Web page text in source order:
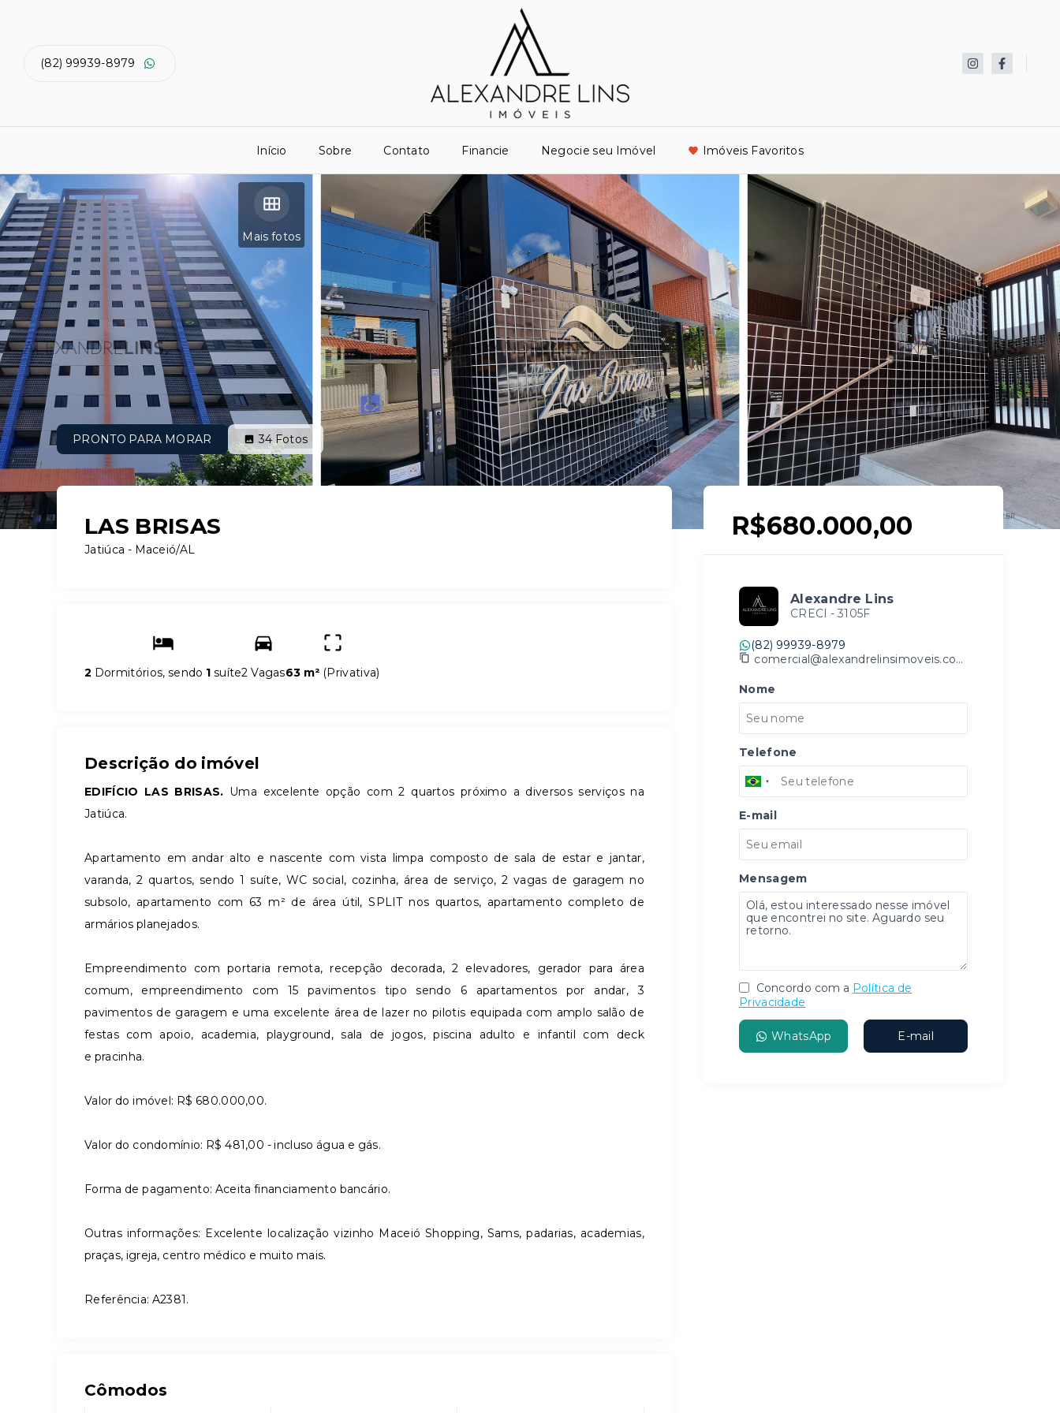
(82) 99939-8979
Início Sobre Contato Financie Negocie seu Imóvel Imóveis Favoritos
Mais fotos
PRONTO PARA MORAR 34Fotos
LAS BRISAS
Jatiúca - Maceió/AL
2 Dormitórios, sendo 1 suíte2 Vagas63 m² (Privativa)
Descrição do imóvel
EDIFÍCIO LAS BRISAS. Uma excelente opção com 2 quartos próximo a diversos serviços na
Jatiúca.
Apartamento em andar alto e nascente com vista limpa composto desala de estar e jantar,
varanda, 2 quartos, sendo 1 suíte, WC social, cozinha, área de serviço, 2 vagas de garagem no
subsolo, apartamento com 63 m² de área útil, SPLIT nos quartos, apartamento completo de
armários planejados.
Empreendimento com portaria remota, recepção decorada, 2 elevadores, gerador para área
comum, empreendimento com 15 pavimentos tipo sendo 6 apartamentos por andar, 3
pavimentos de garagem e uma excelente área de lazer no pilotis equipada com amplo salão de
festas com apoio, academia, playground, sala de jogos, piscina adulto e infantil com deck
e pracinha.
Valor do imóvel: R$ 680.000,00.
Valor do condomínio: R$ 481,00 - incluso água e gás.
Forma de pagamento: Aceita financiamento bancário.
Outras informações: Excelente localização vizinho Maceió Shopping, Sams, padarias, academias,
praças, igreja, centro médico e muito mais.
Referência: A2381.
Cômodos
R$680.000,00
Alexandre Lins
CRECI - 3105F
(82) 99939-8979
comercial@alexandrelinsimoveis.com.br
Nome
Telefone
E-mail
Mensagem
Concordo com a Política de
Privacidade
WhatsApp E-mail